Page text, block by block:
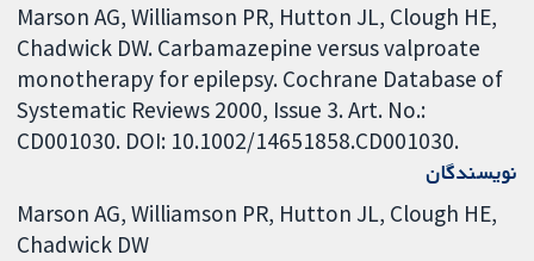
Marson AG, Williamson PR, Hutton JL, Clough HE,
Chadwick DW. Carbamazepine versus valproate
monotherapy for epilepsy. Cochrane Database of
Systematic Reviews 2000, Issue 3. Art. No.:
CD001030. DOI: 10.1002/14651858.CD001030.
نویسندگان
Marson AG Williamson PR Hutton JL Clough HE
Chadwick DW